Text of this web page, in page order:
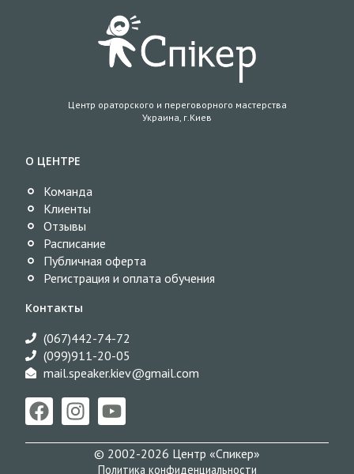
Центр ораторского и переговорного мастерства
Украина, г.Киев
О ЦЕНТРЕ
Команда
Клиенты
Отзывы
Расписание
Публичная оферта
Регистрация и оплата обучения
Контакты
(067)442-74-72
(099)911-20-05
mail.speaker.kiev@gmail.com​
© 2002-2026 Центр «Спикер»
Политика конфиденциальности